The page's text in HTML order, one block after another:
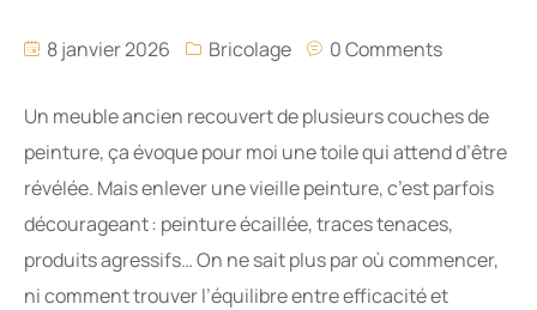
8 janvier 2026 Bricolage 0 Comments
Un meuble ancien recouvert de plusieurs couches de
peinture, ça évoque pour moi une toile qui attend d’être
révélée. Mais enlever une vieille peinture, c’est parfois
décourageant : peinture écaillée, traces tenaces,
produits agressifs… On ne sait plus par où commencer,
ni comment trouver l’équilibre entre efficacité et